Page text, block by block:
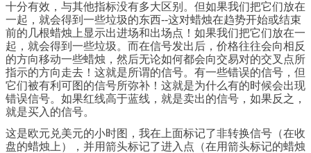
十分有效，与其他指标没有多大区别。但如果我们把它们放在
一起，就会得到一些垃圾的东西--这对蜡烛在趋势开始或结束
前的几根蜡烛上显示出进场和出场点！如果我们把它们放在一
起，就会得到一些垃圾。而在信号发出后，价格往往会向相反
的方向移动一些蜡烛，然后无论如何都会向交易对的交叉点所
指示的方向走去！这就是所谓的信号。有一些错误的信号，但
它们被有利可图的信号所弥补！这就是为什么有的时候会出现
错误信号。如果红线高于蓝线，就是卖出的信号，如果反之，
就是买入的信号。
这是欧元兑美元的小时图，我在上面标记了非转换信号（在收
盘的蜡烛上），并用箭头标记了进入点（在用箭头标记的蜡烛